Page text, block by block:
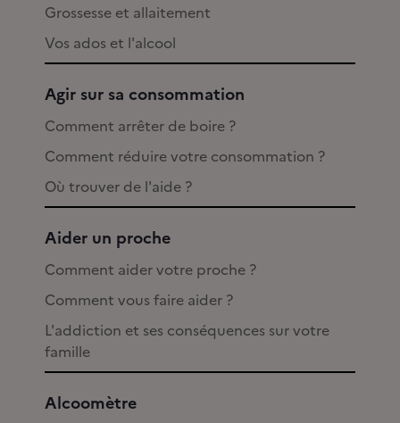
Grossesse et allaitement
Vos ados et l'alcool
Agir sur sa consommation
Comment arrêter de boire ?
Comment réduire votre consommation ?
Où trouver de l'aide ?
Aider un proche
Comment aider votre proche ?
Comment vous faire aider ?
L'addiction et ses conséquences sur votre
famille
Alcoomètre